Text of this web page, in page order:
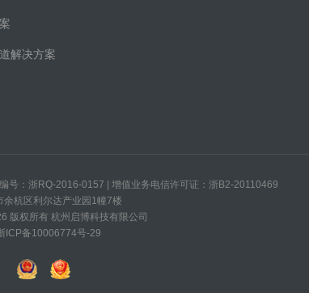
解决方案
号：浙RQ-2016-0157 | 增值业务电信许可证：浙B2-20110469
余杭区利尔达产业园1幢7楼
版权所有 杭州启博科技有限公司
ICP备10006774号-29